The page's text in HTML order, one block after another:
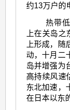
约13万户的
热带
上在关岛
上形成，
动，十月二
岛并增强为
高持续风速
东北加速，
在日本以东